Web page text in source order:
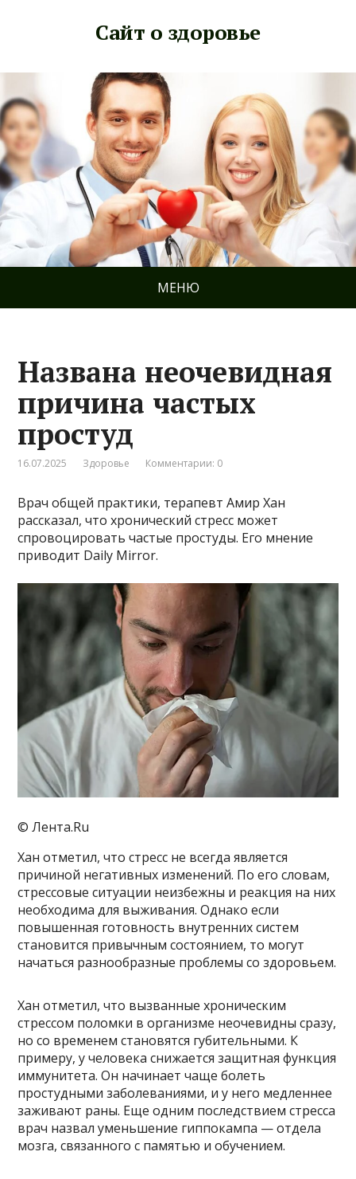
Сайт о здоровье
МЕНЮ
Названа неочевидная
причина частых
простуд
16.07.2025 Здоровье Комментарии: 0
Врач общей практики, терапевт Амир Хан
рассказал, что хронический стресс может
спровоцировать частые простуды. Его мнение
приводит Daily Mirror.
© Лента.Ru
Хан отметил, что стресс не всегда является
причиной негативных изменений. По его словам,
стрессовые ситуации неизбежны и реакция на них
необходима для выживания. Однако если
повышенная готовность внутренних систем
становится привычным состоянием, то могут
начаться разнообразные проблемы со здоровьем.
Хан отметил, что вызванные хроническим
стрессом поломки в организме неочевидны сразу,
но со временем становятся губительными. К
примеру, у человека снижается защитная функция
иммунитета. Он начинает чаще болеть
простудными заболеваниями, и у него медленнее
заживают раны. Еще одним последствием стресса
врач назвал уменьшение гиппокампа — отдела
мозга, связанного с памятью и обучением.